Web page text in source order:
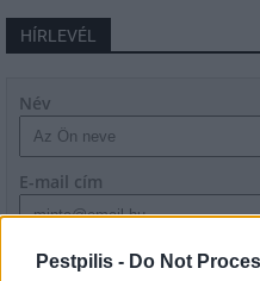
Pestpilis - Do Not
HÍRLEVÉL
Név
E-mail cím
Feliratkozom a